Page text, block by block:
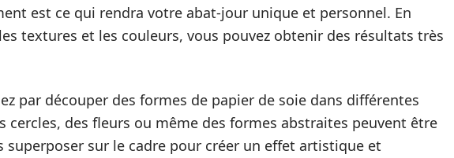
est ce qui rendra votre abat-jour unique et personnel. En
textures et les couleurs, vous pouvez obtenir des résultats très
par découper des formes de papier de soie dans différentes
cercles, des fleurs ou même des formes abstraites peuvent être
superposer sur le cadre pour créer un effet artistique et